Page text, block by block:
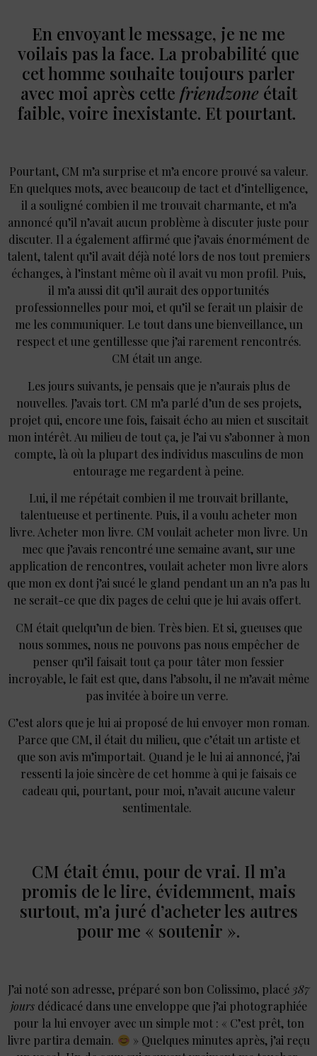
En envoyant le message, je ne me
voilais pas la face. La probabilité que
cet homme souhaite toujours parler
avec moi après cette friendzoneétait
faible, voire inexistante. Et pourtant.
Pourtant, CM m’a surprise et m’a encore prouvé sa valeur.
En quelques mots, avec beaucoup de tact et d’intelligence,
il a souligné combien il me trouvait charmante, et m’a
annoncé qu’il n’avait aucun problème à discuter juste pour
discuter. Il a également affirmé que j’avais énormément de
talent, talent qu’il avait déjà noté lors de nos tout premiers
échanges, à l’instant même où il avait vu mon profil. Puis,
il m’a aussi dit qu’il aurait des opportunités
professionnelles pour moi, et qu’il se ferait un plaisir de
me les communiquer. Le tout dans une bienveillance, un
respect et une gentillesse que j’ai rarement rencontrés.
CM était un ange.
Les jours suivants, je pensais que je n’aurais plus de
nouvelles. J’avais tort. CM m’a parlé d’un de ses projets,
projet qui, encore une fois, faisait écho au mien et suscitait
mon intérêt. Au milieu de tout ça, je l’ai vu s’abonner à mon
compte, là où la plupart des individus masculins de mon
entourage me regardent à peine.
Lui, il me répétait combien il me trouvait brillante,
talentueuse et pertinente. Puis, il a voulu acheter mon
livre. Acheter mon livre. CM voulait acheter mon livre. Un
mec que j’avais rencontré une semaine avant, sur une
application de rencontres, voulait acheter mon livre alors
que mon ex dont j’ai sucé le gland pendant un an n’a pas lu
ne serait-ce que dix pages de celui que je lui avais offert.
CM était quelqu’un de bien. Très bien. Et si, gueuses que
nous sommes, nous ne pouvons pas nous empêcher de
penser qu’il faisait tout ça pour tâter mon fessier
incroyable, le fait est que, dans l’absolu, il ne m’avait même
pas invitée à boire un verre.
C’est alors que je lui ai proposé de lui envoyer mon roman.
Parce que CM, il était du milieu, que c’était un artiste et
que son avis m’importait. Quand je le lui ai annoncé, j’ai
ressenti la joie sincère de cet homme à qui je faisais ce
cadeau qui, pourtant, pour moi, n’avait aucune valeur
sentimentale.
CM était ému, pour de vrai. Il m’a
promis de le lire, évidemment, mais
surtout, m’a juré d’acheter les autres
pour me « soutenir ».
J’ai noté son adresse, préparé son bon Colissimo, placé 387
joursdédicacé dans une enveloppe que j’ai photographiée
pour la lui envoyer avec un simple mot : « C’est prêt, ton
livre partira demain.
» Quelques minutes après, j’ai reçu